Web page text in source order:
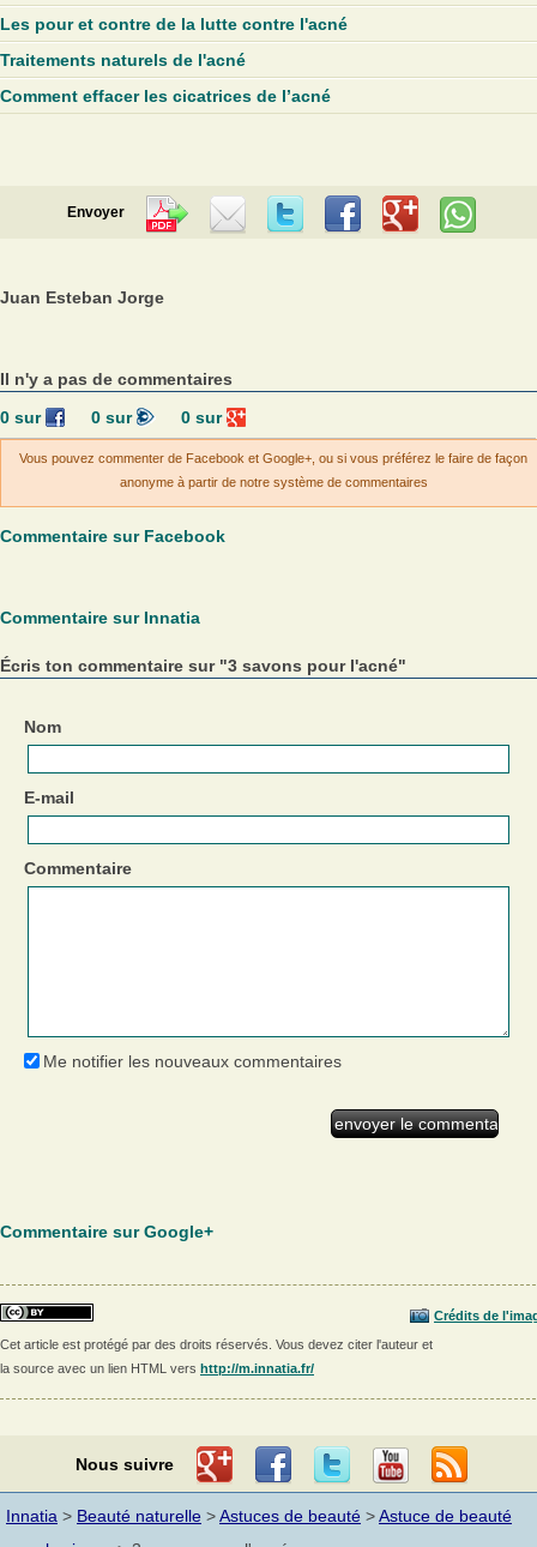
Les pour et contre de la lutte contre l'acné
Traitements naturels de l'acné
Comment effacer les cicatrices de l’acné
Envoyer
Juan Esteban Jorge
Il n'y a pas de commentaires
0sur 0sur 0 sur
Vous pouvez commenter de Facebook et Google+, ou si vous préférez le faire de façon
anonyme à partir de notre système de commentaires
Commentaire sur Facebook
Commentaire sur Innatia
Écris ton commentaire sur "3 savons pour l'acné"
Nom
E-mail
Commentaire
Me notifier les nouveaux commentaires
Commentaire sur Google+
Crédits de
Cet article est protégé par des droits réservés. Vous devez citer l'auteur et
la source avec un lien HTML vers http://m.innatia.fr/
Nous suivre
Innatia > Beauté naturelle >Astuces de beauté >Astuce de beauté